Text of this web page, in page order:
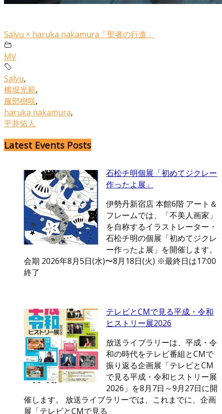
Salyu × haruka nakamura「聖者の行進」
MV
Salyu,
横堀光範,
服部樹咲,
haruka nakamura,
平井佑人
Latest Events Posts
石松チ明個展「初めてジクレー
作ったよ展」
伊勢丹新宿店 本館6階 アート＆
フレームでは、「不美人画家」
を自称するイラストレーター・
石松チ明の個展「初めてジクレ
ー作ったよ展」を開催します。
会期 2026年8月5日(水)〜8月18日(火) ※最終日は17:00
終了
テレビとCMで見る平成・令和
ヒストリー展2026
放送ライブラリーは、平成・令
和の時代をテレビ番組とCMで
振り返る企画展「テレビとCM
で見る平成・令和ヒストリー展
2026」を8月7日～9月27日に開
催します。 放送ライブラリーでは、これまでに、企画
展「テレビとCMで見る